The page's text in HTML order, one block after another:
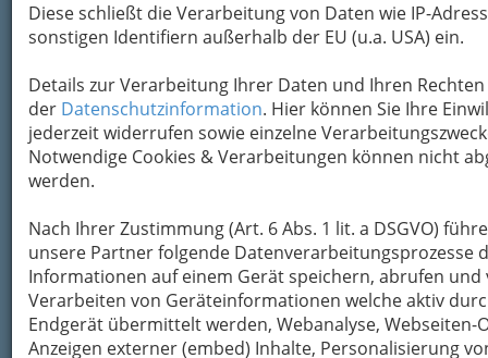
Diese schließt die Verarbeitung von Daten wie IP-
sonstigen Identifiern außerhalb der EU (u.a. USA) ein.
Details zur Verarbeitung Ihrer Daten und Ihren
der Datenschutzinformation. Hier können Sie Ihre
jederzeit widerrufen sowie einzelne
Notwendige Cookies & Verarbeitungen können nicht
werden.
Nach Ihrer Zustimmung (Art. 6 Abs. 1 lit. a DSGVO)
unsere Partner folgende Datenverarbeitungsprozesse
Informationen auf einem Gerät speichern, abrufen und
Verarbeiten von Geräteinformationen welche aktiv
Endgerät übermittelt werden, Webanalyse, Webseiten-
Anzeigen externer (embed) Inhalte, Personalisierung
DIE BRÜCKE ist ein gemeinnütziger Verein mit